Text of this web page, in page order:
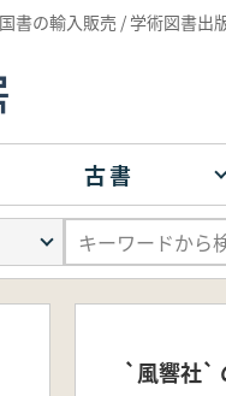
書の輸入販売 / 学術図書出
古書
`風響社`